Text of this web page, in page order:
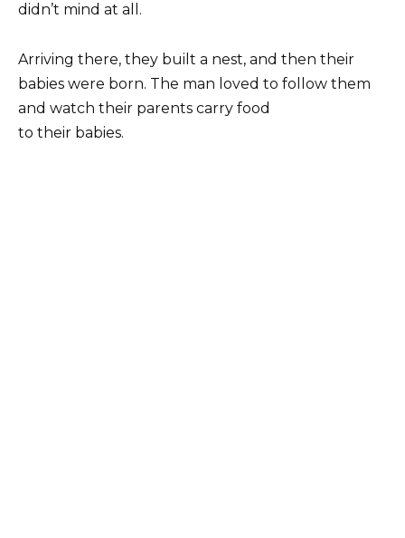
didn’t mind at all.
Arriving there, they built a nest, and then their
babies were born. The man loved to follow them
and watch their parents carry food
to their babies.